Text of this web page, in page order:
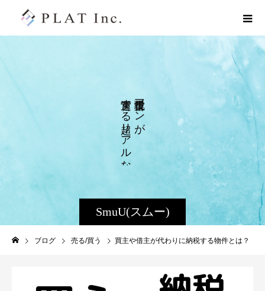
SmuU(スムー)
マ
ン
が
す
る
リ
ア
ル
な
ブログ 売る/買う 買主や借主が代わりに納税する物件とは？